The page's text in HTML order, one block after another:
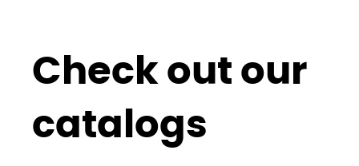
Check out our
catalogs